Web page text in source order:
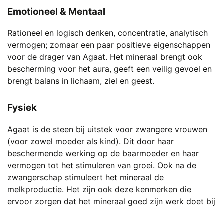
Emotioneel & Mentaal
Rationeel en logisch denken, concentratie, analytisch
vermogen; zomaar een paar positieve eigenschappen
voor de drager van Agaat. Het mineraal brengt ook
bescherming voor het aura, geeft een veilig gevoel en
brengt balans in lichaam, ziel en geest.
Fysiek
Agaat is de steen bij uitstek voor zwangere vrouwen
(voor zowel moeder als kind). Dit door haar
beschermende werking op de baarmoeder en haar
vermogen tot het stimuleren van groei. Ook na de
zwangerschap stimuleert het mineraal de
melkproductie. Het zijn ook deze kenmerken die
ervoor zorgen dat het mineraal goed zijn werk doet bij